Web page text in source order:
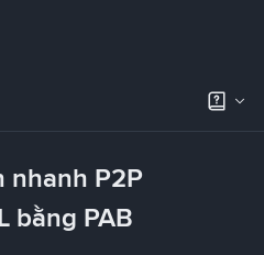
nhanh P2P
bằng PAB